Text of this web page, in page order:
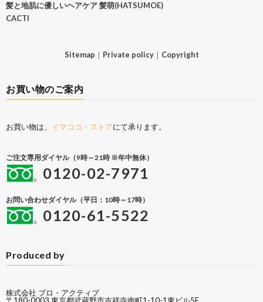
髪と地肌に優しいヘアケア 髪萌(HATSUMOE)
CACTI
Sitemap ｜ Private policy｜ Copyright
お買い物のご案内
お買い物は、 イマココ・ストアにて承ります。
ご注文専用ダイヤル（9時～21時 ※年中無休）
0120-02-7971
お問い合わせダイヤル（平日：10時～17時）
0120-61-5522
Produced by
株式会社 プロ・アクティブ
〒180-0003 東京都武蔵野市吉祥寺南町1-10-1東ビル5F